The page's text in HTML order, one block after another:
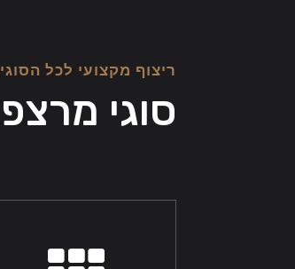
ריצוף מקצועי לכל
סוגי